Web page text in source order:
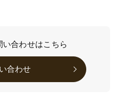
い合わせはこちら
合わせ